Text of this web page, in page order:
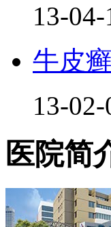
13-04-
牛皮
13-02-
医院简